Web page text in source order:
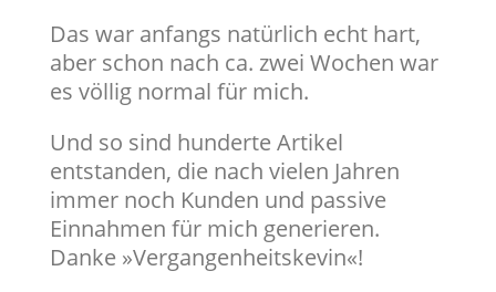
Das war anfangs natürlich echt hart,
aber schon nach ca. zwei Wochen war
es völlig normal für mich.
Und so sind hunderte Artikel
entstanden, die nach vielen Jahren
immer noch Kunden und passive
Einnahmen für mich generieren.
Danke »Vergangenheitskevin«!